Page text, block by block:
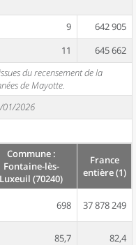
9
642 905
11
645 662
du recensement de la
de Mayotte.
01/2026
Commune :
Fontaine-lès-
Luxeuil (70240)
France
entière (1)
698 37 878 249
85,7 82,4